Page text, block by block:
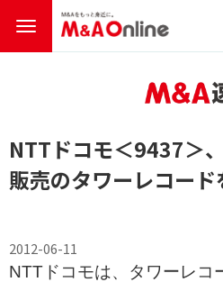
NTTドコモ＜9437＞
販売のタワーレコー
2012-06-11
NTTドコモは、タワーレコ